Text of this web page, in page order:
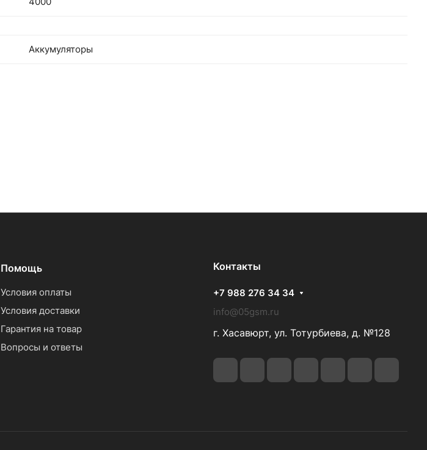
Аккумуляторы
Помощь
Условия оплаты
Условия доставки
Гарантия на товар
Вопросы и ответы
Контакты
+7 988 276 34 34
info@05gsm.ru
г. Хасавюрт, ул. Тотурбиева, д. №128